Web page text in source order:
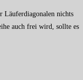
Läuferdiagonalen nichts
auch frei wird, sollte es